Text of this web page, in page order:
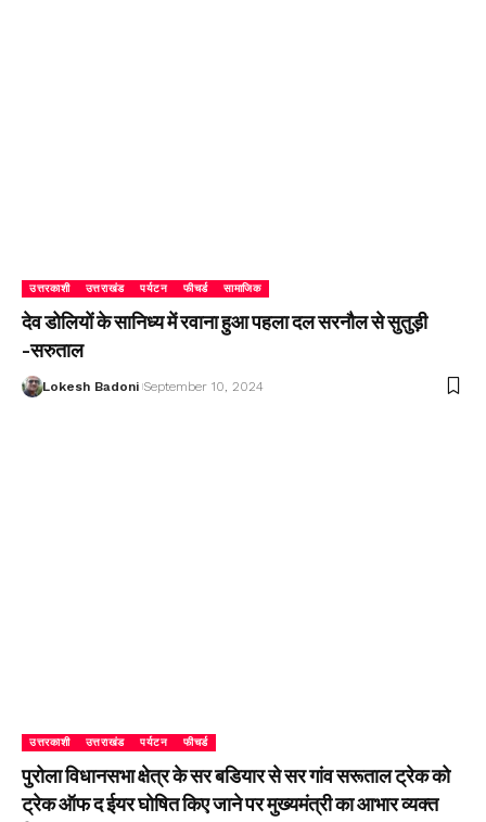
उत्तरकाशी उत्तराखंड पर्यटन फीचर्ड सामाजिक
देव डोलियों के सानिध्य में रवाना हुआ पहला दल सरनौल से सुतुड़ी
-सरुताल
Lokesh Badoni September 10, 2024
उत्तरकाशी उत्तराखंड पर्यटन फीचर्ड
पुरोला विधानसभा क्षेत्र के सर बडियार से सर गांव सरूताल ट्रेक को
ट्रेक ऑफ द ईयर घोषित किए जाने पर मुख्यमंत्री का आभार व्यक्त